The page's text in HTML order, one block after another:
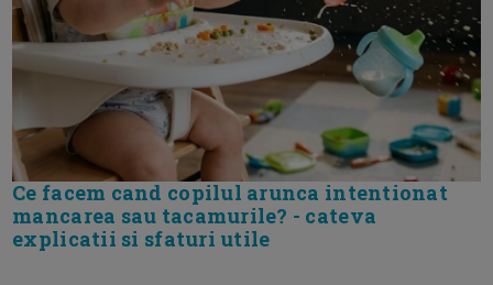
Ce facem cand copilul arunca intentionat
mancarea sau tacamurile? - cateva
explicatii si sfaturi utile